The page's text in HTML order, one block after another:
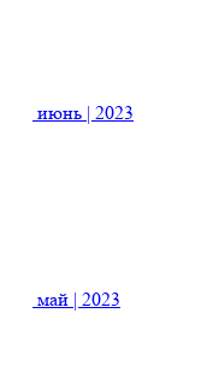
июнь | 2023
май | 2023